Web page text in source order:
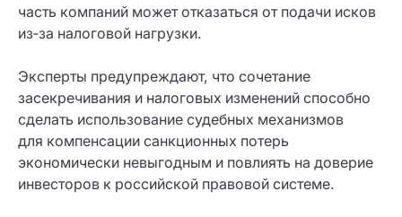
часть компаний может отказаться от подачи исков
из‑за налоговой нагрузки.
Эксперты предупреждают, что сочетание
засекречивания и налоговых изменений способно
сделать использование судебных механизмов
для компенсации санкционных потерь
экономически невыгодным и повлиять на доверие
инвесторов к российской правовой системе.